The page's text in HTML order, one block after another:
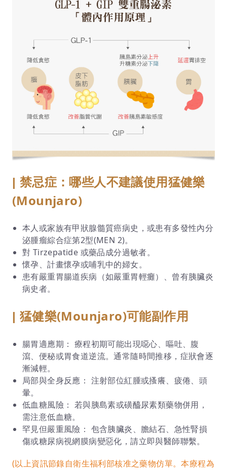
| 禁忌症：哪些人不建議使用猛健樂
(Mounjaro)
本人或家族有甲狀腺髓質癌病史，或患有多發性內分
泌腫瘤綜合症第2型(MEN 2)。
對 Tirzepatide 或藥品成分過敏者。
懷孕、計畫懷孕或哺乳中的婦女。
患有嚴重胃腸道疾病（如嚴重胃輕癱）、曾有胰臟炎
病史者。
| 猛健樂(Mounjaro)可能副作用
腸胃適應期： 療程初期可能出現噁心、嘔吐、腹
瀉、便秘或胃食道逆流。通常隨時間推移，症狀會逐
漸減輕。
局部與全身反應： 注射部位紅腫或搔癢、疲倦、頭
暈。
低血糖風險： 若與胰島素或磺醯尿素類藥物併用，
需注意低血糖。
罕見但嚴重風險： 包含胰臟炎、膽結石、急性腎損
傷或糖尿病視網膜病變惡化，請立即與醫師聯繫。
(以上資訊節錄自衛生福利部核准之藥物仿單。本療程為